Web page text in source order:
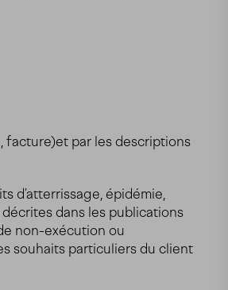
facture)et par les descriptions
d’atterrissage, épidémie,
dans les publications
non-exécution ou
souhaits particuliers du client